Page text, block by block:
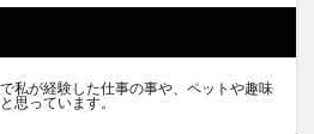
私が経験した仕事の事や、ペットや趣味
思っています。